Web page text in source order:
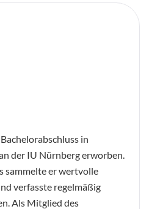
in
der IU Nürnberg erworben.
sammelte er wertvolle
verfasste regelmäßig
Als Mitglied des